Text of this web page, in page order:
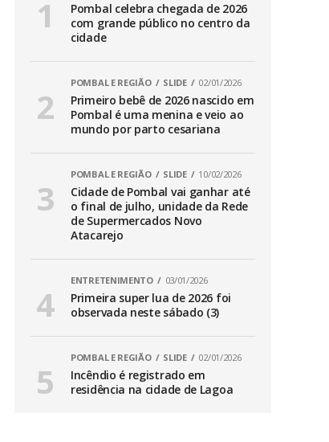
Pombal celebra chegada de 2026
com grande público no centro da
cidade
POMBAL E REGIÃO SLIDE 02/01/2026
Primeiro bebê de 2026 nascido em
Pombal é uma menina e veio ao
mundo por parto cesariana
POMBAL E REGIÃO SLIDE 10/02/2026
Cidade de Pombal vai ganhar até
o final de julho, unidade da Rede
de Supermercados Novo
Atacarejo
ENTRETENIMENTO 03/01/2026
Primeira super lua de 2026 foi
observada neste sábado (3)
POMBAL E REGIÃO SLIDE 02/01/2026
Incêndio é registrado em
residência na cidade de Lagoa